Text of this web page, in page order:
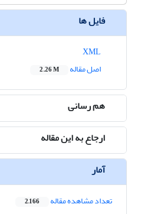
فایل ها
اصل مقاله
2.26 M
هم رسانی
ارجاع به این مقاله
آمار
تعداد مشاهده مقاله 2,166